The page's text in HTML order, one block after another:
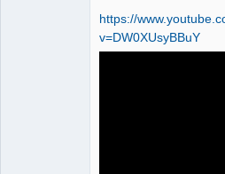
https://
v=DW0XUsyBBuY